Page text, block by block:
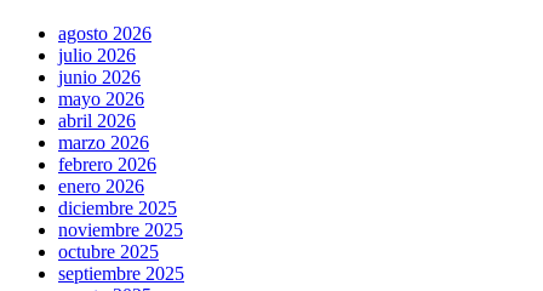
agosto 2026
julio 2026
junio 2026
mayo 2026
abril 2026
marzo 2026
febrero 2026
enero 2026
diciembre 2025
noviembre 2025
octubre 2025
septiembre 2025